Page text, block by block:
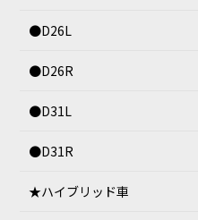
●D26L
●D26R
●D31L
●D31R
★ハイブリッド車